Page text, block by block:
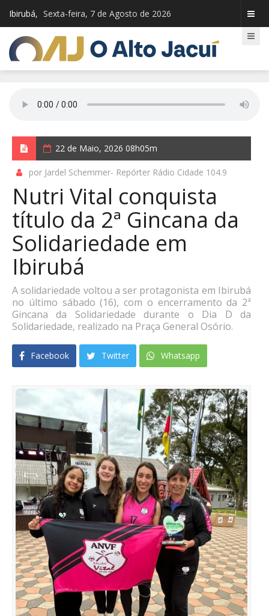
Ibirubá, Sexta-feira, 7 de Agosto de 2026
22 de Maio, 2026 08h05m
por Jardel Schemmer- Repórter Rádio Cidade 104.9
Nutri Vital conquista
título da 2ª Gincana da
Solidariedade em
Ibirubá
A solidariedade voltou a ser protagonista em Ibirubá
no último sábado (16), com o encerramento da 2ª
Gincana da Solidariedade durante o Dia D da
Solidariedade, realizado na Praça General Osório.
Facebook Twitter Whatsapp